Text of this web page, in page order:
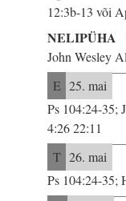
12:3b-13 või
NELIPÜHA
John Wesley
E 25. mai
Ps 104:24-35;
4:26 22:11
T 26. mai
Ps 104:24-35;